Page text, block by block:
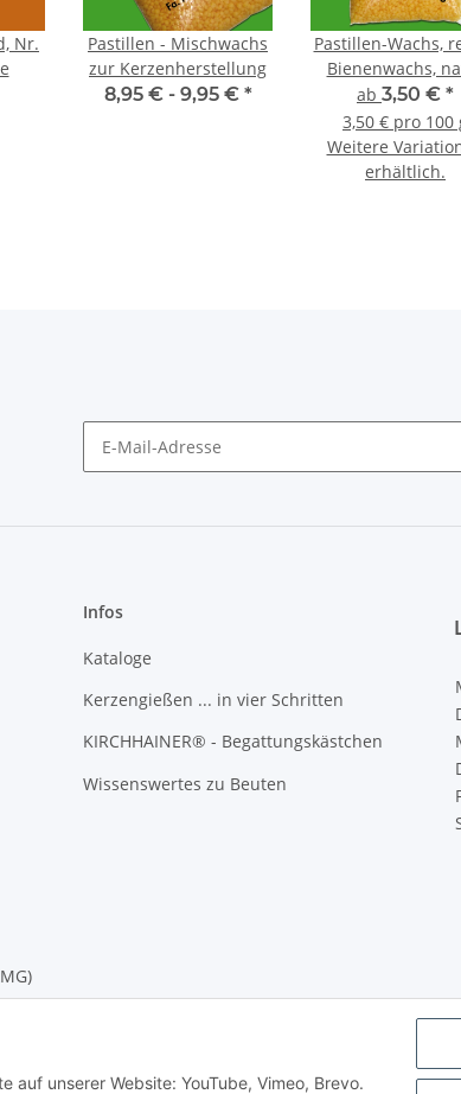
auf unserer Website: YouTube, Vimeo, Brevo.
Nr.
Pastillen - Mischwachs
zur Kerzenherstellung
8,95 € - 9,95 € *
Pastillen-Wachs,
Bienenwachs,
ab 3,50 € *
3,50 € pro 100
Weitere
erhältlich.
Infos
Kataloge
Kerzengießen ... in vier Schritten
KIRCHHAINER® - Begattungskästchen
Wissenswertes zu Beuten